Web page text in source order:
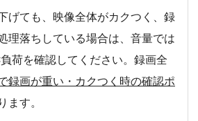
げても、映像全体がカクつく、録
理落ちしている場合は、音量では
荷を確認してください。録画全
録画が重い・カクつく時の確認ポ
ます。